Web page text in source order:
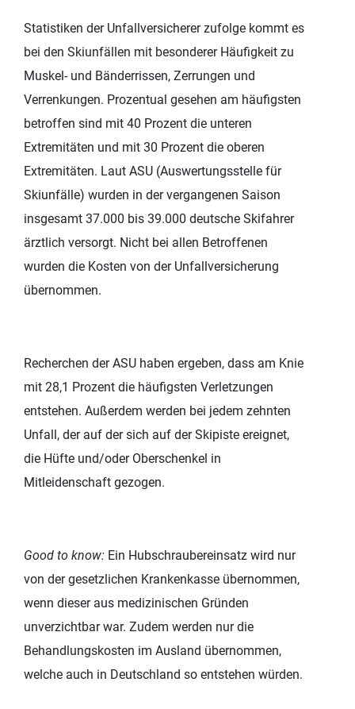
Statistiken der Unfallversicherer zufolge kommt es
bei den Skiunfällen mit besonderer Häufigkeit zu
Muskel- und Bänderrissen, Zerrungen und
Verrenkungen. Prozentual gesehen am häufigsten
betroffen sind mit 40 Prozent die unteren
Extremitäten und mit 30 Prozent die oberen
Extremitäten. Laut ASU (Auswertungsstelle für
Skiunfälle) wurden in der vergangenen Saison
insgesamt 37.000 bis 39.000 deutsche Skifahrer
ärztlich versorgt. Nicht bei allen Betroffenen
wurden die Kosten von der Unfallversicherung
übernommen.
Recherchen der ASU haben ergeben, dass am Knie
mit 28,1 Prozent die häufigsten Verletzungen
entstehen. Außerdem werden bei jedem zehnten
Unfall, der auf der sich auf der Skipiste ereignet,
die Hüfte und/oder Oberschenkel in
Mitleidenschaft gezogen.
Good to know: Ein Hubschraubereinsatz wird nur
von der gesetzlichen Krankenkasse übernommen,
wenn dieser aus medizinischen Gründen
unverzichtbar war. Zudem werden nur die
Behandlungskosten im Ausland übernommen,
welche auch in Deutschland so entstehen würden.